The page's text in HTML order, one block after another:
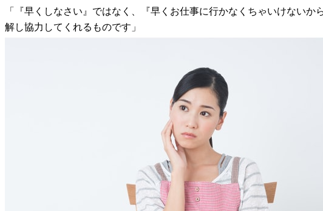
「『早くしなさい』ではなく、『早くお仕事に行かなくちゃいけない
解し協力してくれるものです」